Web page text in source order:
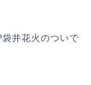
井花火のついで